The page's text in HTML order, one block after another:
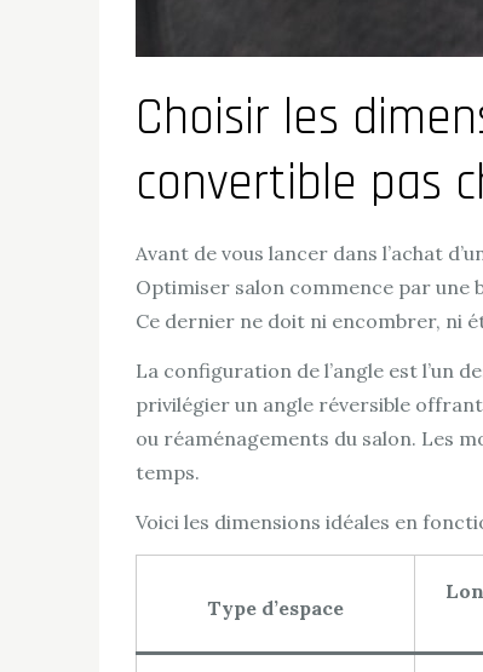
Choisir les
convertible pas
Avant de vous lancer dans l’achat
Optimiser salon commence par une
Ce dernier ne doit ni encombrer, ni
La configuration de l’angle est l’un
privilégier un angle réversible
ou réaménagements du salon. Les
temps.
Voici les dimensions idéales en
Type d’espace